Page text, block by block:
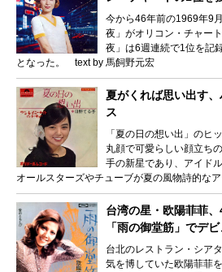
今から46年前の1969年9
夜」がオリコン・チャー
夜」は6週連続で1位を記
となった。 text by 馬飼野元宏
夏がくれば思い出す
ス
「夏の日の想い出」のヒ
丸顔で可愛らしい顔立ち
手の新星であり、アイド
オールスターズやチューブが夏の風物詩的な
台湾の星・欧陽菲菲、
「雨の御堂筋」でデビ
台北のレストラン・シア
気を博していた欧陽菲菲